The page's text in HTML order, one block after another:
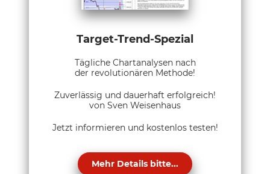
Target-Trend-Spezial
Tägliche Chartanalysen nach
der revolutionären Methode!
Zuverlässig und dauerhaft erfolgreich!
von Sven Weisenhaus
Jetzt informieren und kostenlos testen!
Mehr Details bitte...